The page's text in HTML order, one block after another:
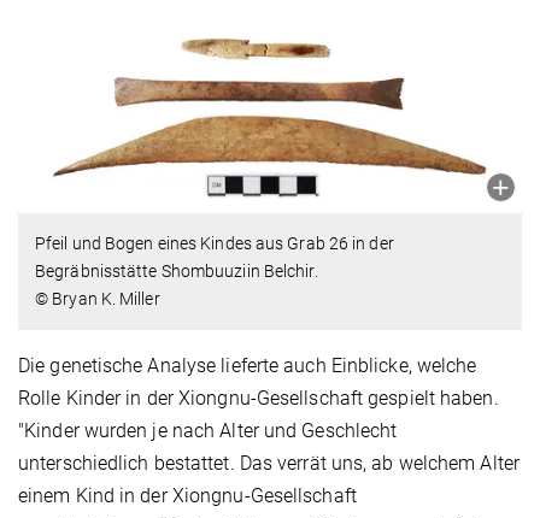
Pfeil und Bogen eines Kindes aus Grab 26 in der
Begräbnisstätte Shombuuziin Belchir.
© Bryan K. Miller
Die genetische Analyse lieferte auch Einblicke, welche
Rolle Kinder in der Xiongnu-Gesellschaft gespielt haben.
"Kinder wurden je nach Alter und Geschlecht
unterschiedlich bestattet. Das verrät uns, ab welchem Alter
einem Kind in der Xiongnu-Gesellschaft